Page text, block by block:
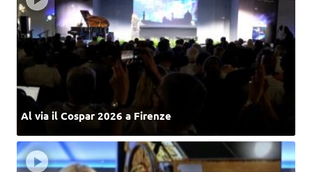
Al via il Cospar 2026 a Firenze